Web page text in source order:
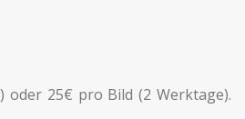
oder 25€ pro Bild (2 Werktage).